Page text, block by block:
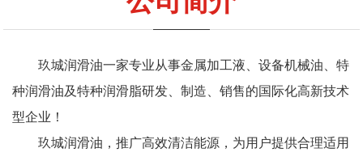
玖城润滑油一家专业从事金属加工液、设备机械油、特
种润滑油及特种润滑脂研发、制造、销售的国际化高新技术
型企业！
玖城润滑油，推广高效清洁能源，为用户提供合理适用